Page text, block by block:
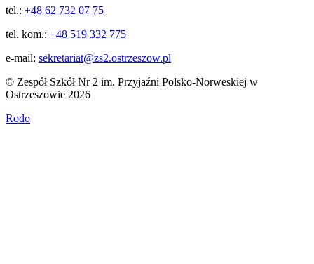
tel.: +48 62 732 07 75
tel. kom.: +48 519 332 775
e-mail: sekretariat@zs2.ostrzeszow.pl
© Zespół Szkół Nr 2 im. Przyjaźni Polsko-Norweskiej w
Ostrzeszowie 2026
Rodo